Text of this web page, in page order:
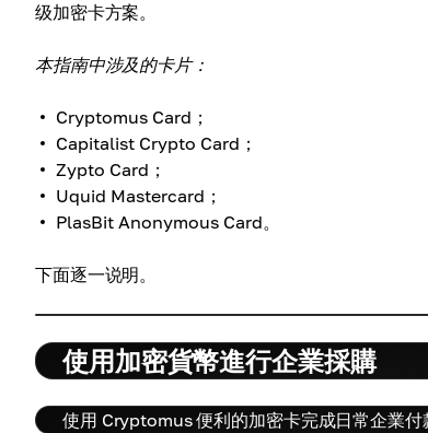
级加密卡方案。
本指南中涉及的卡片：
Cryptomus Card；
Capitalist Crypto Card；
Zypto Card；
Uquid Mastercard；
PlasBit Anonymous Card。
下面逐一说明。
使用加密貨幣進行企業採購
使用 Cryptomus 便利的加密卡完成日常企業付